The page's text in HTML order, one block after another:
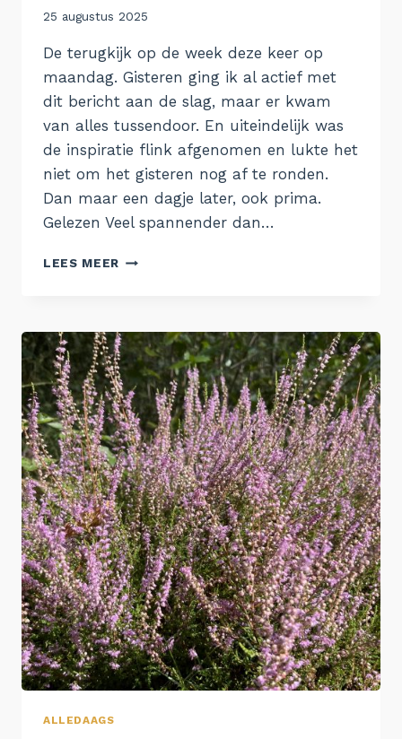
Door
25 augustus 2025
De terugkijk op de week deze keer op
maandag. Gisteren ging ik al actief met
dit bericht aan de slag, maar er kwam
van alles tussendoor. En uiteindelijk was
de inspiratie flink afgenomen en lukte het
niet om het gisteren nog af te ronden.
Dan maar een dagje later, ook prima.
Gelezen Veel spannender dan…
LEES MEER DOOR
–
WEEK
34
ALLEDAAGS